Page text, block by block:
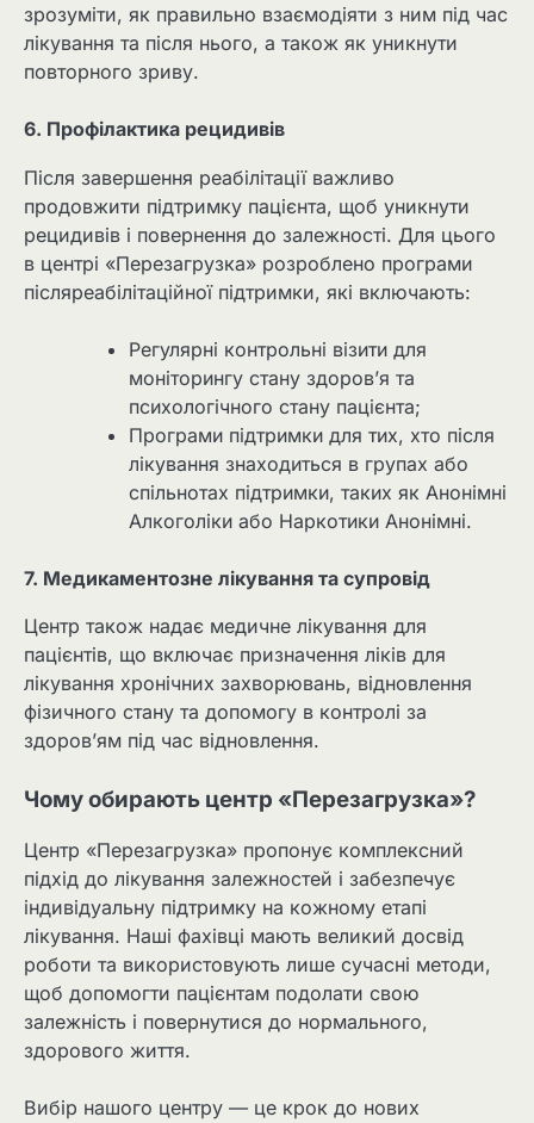
зрозуміти, як правильно взаємодіяти з ним під час
лікування та після нього, а також як уникнути
повторного зриву.
6. Профілактика рецидивів
Після завершення реабілітації важливо
продовжити підтримку пацієнта, щоб уникнути
рецидивів і повернення до залежності. Для цього
в центрі «Перезагрузка» розроблено програми
післяреабілітаційної підтримки, які включають:
Регулярні контрольні візити для
моніторингу стану здоров’я та
психологічного стану пацієнта;
Програми підтримки для тих, хто після
лікування знаходиться в групах або
спільнотах підтримки, таких як Анонімні
Алкоголіки або Наркотики Анонімні.
7. Медикаментозне лікування та супровід
Центр також надає медичне лікування для
пацієнтів, що включає призначення ліків для
лікування хронічних захворювань, відновлення
фізичного стану та допомогу в контролі за
здоров’ям під час відновлення.
Чому обирають центр «Перезагрузка»?
Центр «Перезагрузка» пропонує комплексний
підхід до лікування залежностей і забезпечує
індивідуальну підтримку на кожному етапі
лікування. Наші фахівці мають великий досвід
роботи та використовують лише сучасні методи,
щоб допомогти пацієнтам подолати свою
залежність і повернутися до нормального,
здорового життя.
Вибір нашого центру — це крок до нових